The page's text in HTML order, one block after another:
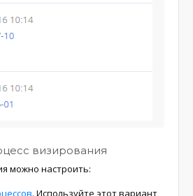
визирования
можно настроить:
. Используйте этот вариант,